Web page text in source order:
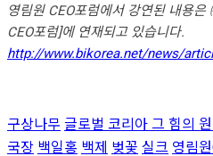
영림원 CEO포럼에서 강연된 내용
CEO포럼]에 연재되고 있습니다.
http://www.bikorea.net/news/
구상나무글로벌 코리아 그 힘의
국장백일홍백제벚꽃실크영림